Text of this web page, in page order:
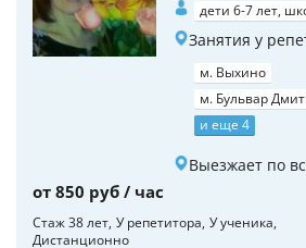
дети 6-7 лет,
Занятия у
м. Выхино
м. Бульвар
и еще 4
Выезжает по
от 850 руб / час
Стаж 38 лет У репетитора У ученика
Дистанционно